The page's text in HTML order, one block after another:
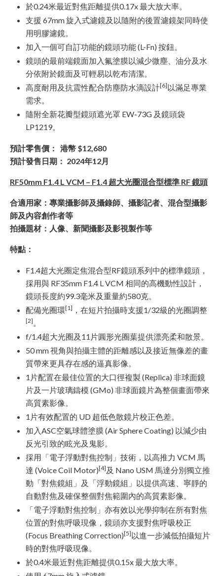
於0.24米最近對焦距離提供0.17x 最大放大率。
支援 67mm 旋入式濾鏡及以隨附的後置濾鏡架同時使
用明膠濾鏡。
加入一個可自訂功能的鏡頭功能 (L-Fn) 按鈕。
鏡頭的最前端鏡面加入氟塗膜以減少微塵、油分及水
分依附於鏡面及可輕易以乾布清潔。
高度耐用及抗震性配合防塵防水滴設計[6]以滿足專業
需求。
隨附全新花瓣型鏡頭遮光罩 EW-73G 及鏡頭袋
LP1219。
預計零售價： 港幣 $12,680
預計發售日期： 2024年12月
RF50mm F1.4 L VCM – F1.4 超大光圈混合型標準 RF 鏡頭
合適用家：專業攝影師及攝錄師、攝影記者、混合型攝影
師及內容創作者等
拍攝題材：人像、新聞攝影及影視製作等
特點：
F1.4超大光圈定焦混合型RF鏡頭系列中的標準鏡頭，
採用與 RF35mm F1.4 L VCM 相同的高機動性設計，
鏡頭長度約99.3毫米及重量約580克。
配備光圈環[1] ，在短片拍攝時支援1/32級的光圈調整
[2] 。
f/1.4超大光圈及11片圓形光圈葉提供漂亮柔和散景。
50 mm 視角與拍攝主體的距離感以及接近無像差的畫
質帶來更具存在感的逼真影像。
1片配置在最佳位置的大口徑複製 (Replica) 非球面鏡
片及一片玻璃鑄模 (GMo) 非球面鏡片為整個畫面帶來
高質素影像。
1片有效配置的 UD 超低色散鏡片校正色差。
加入ASC空氣球體塗膜 (Air Sphere Coating) 以減少由
反光引致的眩光及鬼影。
採用「電子浮動對焦控制」技術，以高推力 VCM 馬
達 (Voice Coil Motor)[4] 及 Nano USM 馬達分別獨立推
動「對焦鏡組」及「浮動鏡組」以提供高速、寧靜的
自動對焦及確保整個對焦範圍內的高質素影像。
「電子浮動對焦控制」亦有效以光學抑制在所有對焦
位置的對焦呼吸現像，鏡頭亦支援對焦呼吸校正
(Focus Breathing Correction)[5]以進一步減低拍攝短片
時的對焦呼吸現像。
於0.4米最近對焦距離提供0.15x 最大放大率。